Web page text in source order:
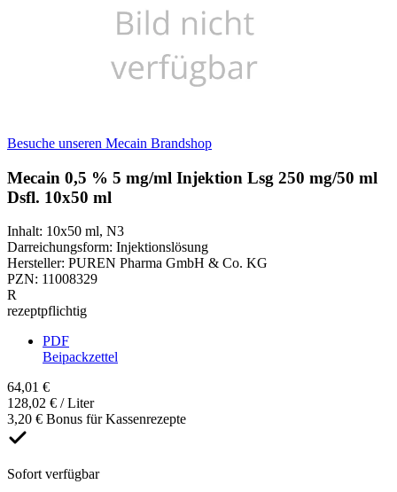
Besuche unseren Mecain Brandshop
Mecain 0,5 % 5 mg/ml Injektion Lsg 250 mg/50 ml
Dsfl. 10x50 ml
Inhalt: 10x50 ml, N3
Darreichungsform: Injektionslösung
Hersteller: PUREN Pharma GmbH & Co. KG
PZN: 11008329
R
rezeptpflichtig
PDF
Beipackzettel
64,01 €
128,02 € / Liter
3,20 € Bonus für Kassenrezepte
Sofort verfügbar